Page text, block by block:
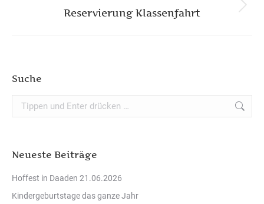
Nächstes
Reservierung Klassenfahrt
Suche
Search:
Neueste Beiträge
Hoffest in Daaden 21.06.2026
Kindergeburtstage das ganze Jahr